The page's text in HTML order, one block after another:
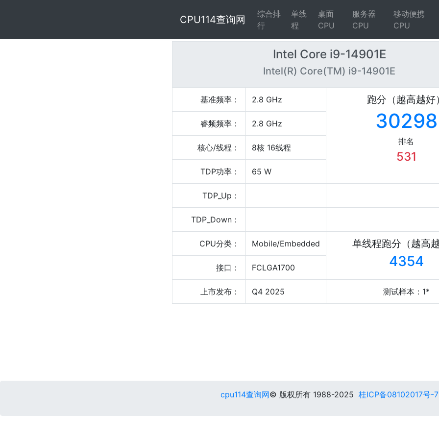
CPU114查询网
综合排
行
单线
程
桌面
CPU
服务器
CPU
移动便携
CPU
Intel Core i9-14901E
Intel(R) Core(TM) i9-14901E
基准频率： 2.8 GHz 跑分（越高越好
30298
排名
531
睿频频率： 2.8 GHz
核心/线程： 8核 16线程
TDP功率： 65 W
TDP_Up：
TDP_Down：
CPU分类： Mobile/Embedded 单线程跑分（越高
4354
接口： FCLGA1700
上市发布： Q4 2025 测试样本：1*
cpu114查询网© 版权所有 1988-2025 桂ICP备08102017号-7